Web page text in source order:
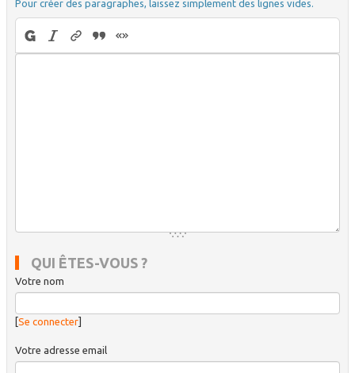
Pour créer des paragraphes, laissez simplement des lignes vides.
QUI ÊTES-VOUS ?
Votre nom
Se connecter]
Votre adresse email